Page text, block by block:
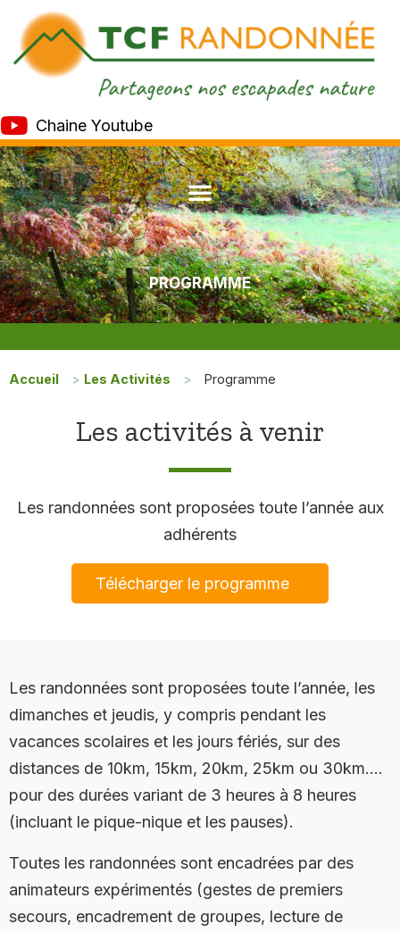
Chaine Youtube
PROGRAMME
Accueil > Les Activités > Programme
Les activités à venir
Les randonnées sont proposées toute l’année aux
adhérents
Télécharger le programme
Les randonnées sont proposées toute l’année, les
dimanches et jeudis, y compris pendant les
vacances scolaires et les jours fériés, sur des
distances de 10km, 15km, 20km, 25km ou 30km….
pour des durées variant de 3 heures à 8 heures
(incluant le pique-nique et les pauses).
Toutes les randonnées sont encadrées par des
animateurs expérimentés (gestes de premiers
secours, encadrement de groupes, lecture de